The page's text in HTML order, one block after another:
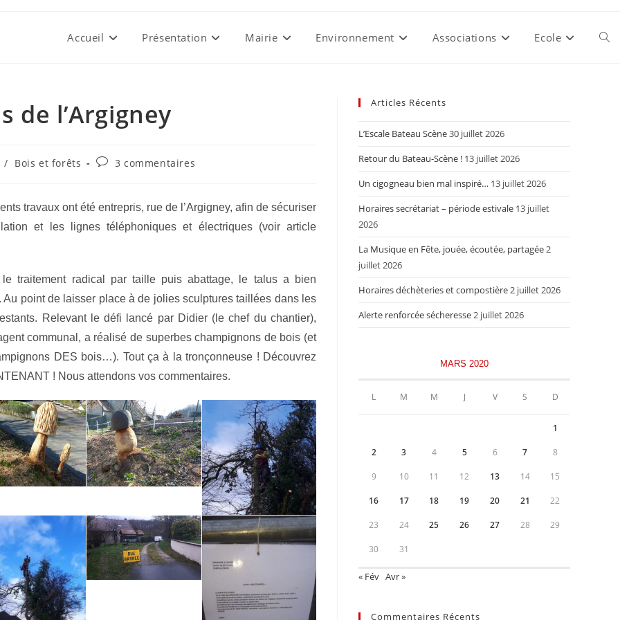
Accueil Présentation Mairie Environnement Associations Ecole
de l’Argigney
/ Bois et forêts
Commentaires
publication :
3 commentaires
travaux ont été entrepris, rue de l’Argigney, afin de sécuriser
et les lignes téléphoniques et électriques (voir article
le traitement radical par taille puis abattage, le talus a bien
Au point de laisser place à de jolies sculptures taillées dans les
Relevant le défi lancé par Didier (le chef du chantier),
communal, a réalisé de superbes champignons de bois (et
DES bois…). Tout ça à la tronçonneuse ! Découvrez
! Nous attendons vos commentaires.
Articles Récents
L’Escale Bateau Scène30 juillet 2026
Retour du Bateau-Scène ! 13 juillet 2026
Un cigogneau bien mal inspiré… 13 juillet 2026
Horaires secrétariat – période estivale 13 juillet
2026
La Musique en Fête, jouée, écoutée, partagée2
juillet 2026
Horaires déchèteries et compostière2 juillet 2026
Alerte renforcée sécheresse2 juillet 2026
MARS 2020
L M M J V S D
1
2 3 4 5 6 7 8
9 10 11 12 13 14 15
16 17 18 19 20 21 22
23 24 25 26 27 28 29
30 31
« Fév Avr »
Commentaires Récents